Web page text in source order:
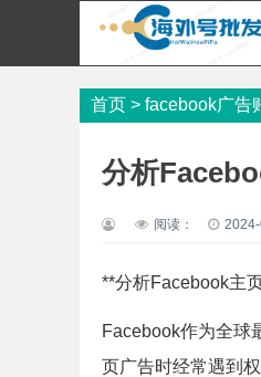
首页 > facebook广告
分析
阅读：
**分析Facebook主
Facebook作为全球
页广告时经常遇到